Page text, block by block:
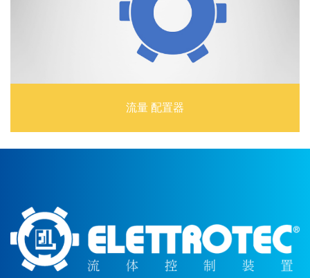
流量 配置器